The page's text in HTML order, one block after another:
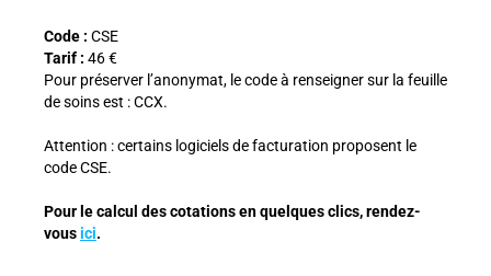
Code : CSE
Tarif : 46 €
Pour préserver l’anonymat, le code à renseigner sur la feuille
de soins est : CCX.
Attention : certains logiciels de facturation proposent le
code CSE.
Pour le calcul des cotations en quelques clics, rendez-
vousici.